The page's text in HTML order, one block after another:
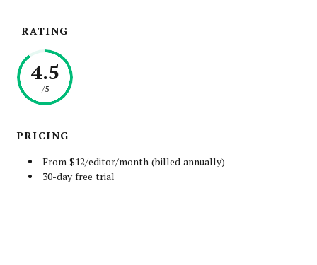
RATING
4.5
/5
PRICING
From $12/editor/month (billed annually)
30-day free trial